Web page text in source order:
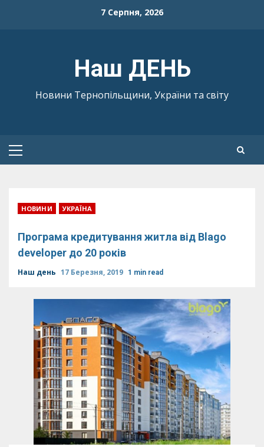
7 Серпня, 2026
Наш ДЕНЬ
Новини Тернопільщини, України та світу
Primary
НОВИНИ УКРАЇНА
Програма кредитування житла від Blago
developer до 20 років
Наш день 17 Березня, 2019 1 min read